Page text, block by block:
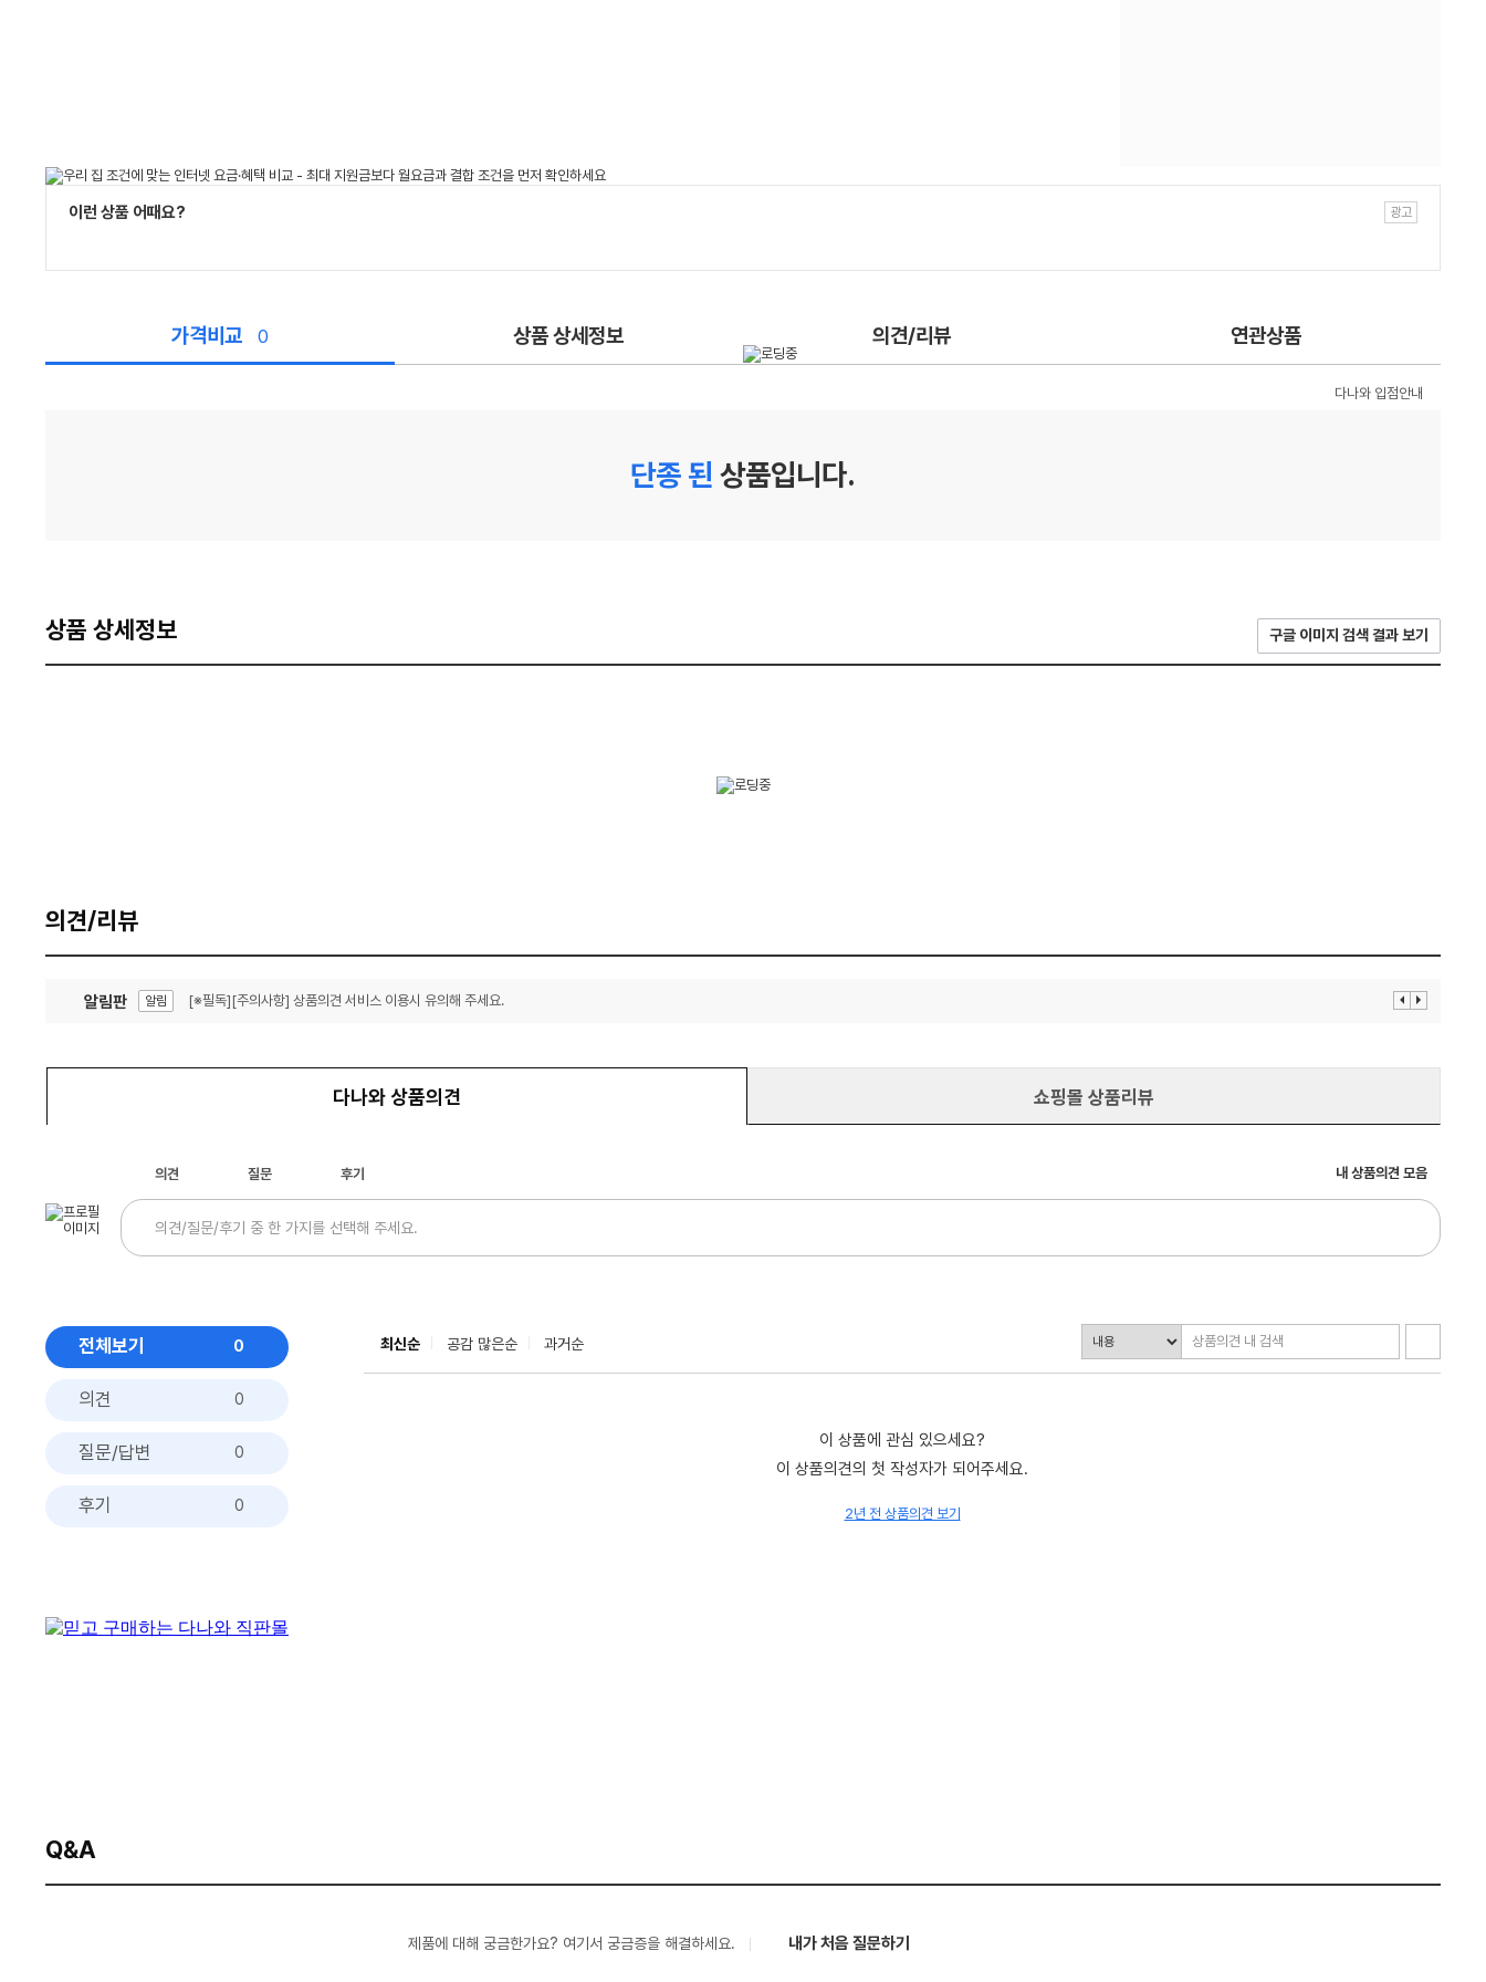
이런 상품 어때요?
가격비교 0 상품 상세정보 의견/리뷰 연관상품
다나와 입점안내
단종 된 상품입니다.
상품 상세정보 구글 이미지 검색 결과 보기
의견/리뷰
알림판 알림 [※필독][주의사항] 상품의견 서비스 이용시 유의해 주세요.
이 다
다나와 상품의견 쇼핑몰 상품리뷰
내 상품의견 모음
의견 질문 후기
전체보기 0
의견 0
질문/답변 0
후기 0
최신순 공감 많은순 과거순
이 상품에 관심 있으세요?
이 상품의견의 첫 작성자가 되어주세요.
2년 전 상품의견 보기
Q&A
제품에 대해 궁금한가요? 여기서 궁금증을 해결하세요. 내가 처음 질문하기